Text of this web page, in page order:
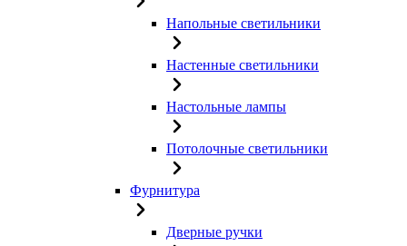
Напольные светильники
Настенные светильники
Настольные лампы
Потолочные светильники
Фурнитура
Дверные ручки